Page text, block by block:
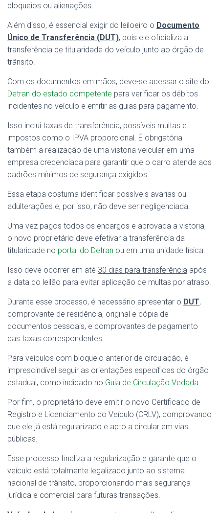
bloqueios ou alienações.
Além disso, é essencial exigir do leiloeiro o Documento
Único de Transferência (DUT), pois ele oficializa a
transferência de titularidade do veículo junto ao órgão de
trânsito.
Com os documentos em mãos, deve-se acessar o site do
Detran do estado competente para verificar os débitos
incidentes no veículo e emitir as guias para pagamento.
Isso inclui taxas de transferência, possíveis multas e
impostos como o IPVA proporcional. É obrigatória
também a realização de uma vistoria veicular em uma
empresa credenciada para garantir que o carro atende aos
padrões mínimos de segurança exigidos.
Essa etapa costuma identificar possíveis avarias ou
adulterações e, por isso, não deve ser negligenciada.
Uma vez pagos todos os encargos e aprovada a vistoria,
o novo proprietário deve efetivar a transferência da
titularidade no portal do Detran ou em uma unidade física.
Isso deve ocorrer em até 30 dias para transferência após
a data do leilão para evitar aplicação de multas por atraso.
Durante esse processo, é necessário apresentar o DUT,
comprovante de residência, original e cópia de
documentos pessoais, e comprovantes de pagamento
das taxas correspondentes.
Para veículos com bloqueio anterior de circulação, é
imprescindível seguir as orientações específicas do órgão
estadual, como indicado no Guia de Circulação Vedada.
Por fim, o proprietário deve emitir o novo Certificado de
Registro e Licenciamento do Veículo (CRLV), comprovando
que ele já está regularizado e apto a circular em vias
públicas.
Esse processo finaliza a regularização e garante que o
veículo está totalmente legalizado junto ao sistema
nacional de trânsito, proporcionando mais segurança
jurídica e comercial para futuras transações.